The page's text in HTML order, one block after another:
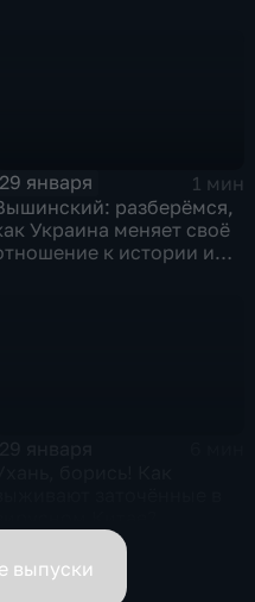
29 января
1 мин
разберёмся,
Украина меняет своё
к истории и
выпуски